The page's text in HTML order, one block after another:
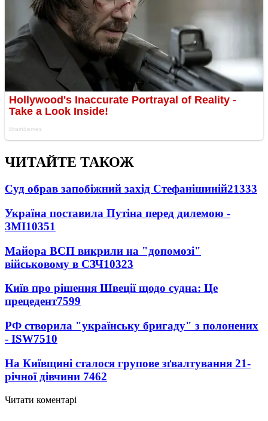
ЧИТАЙТЕ ТАКОЖ
Суд обрав запобіжний захід Стефанішиній21333
Україна поставила Путіна перед дилемою -
ЗМІ10351
Майора ВСП викрили на "допомозі"
військовому в СЗЧ10323
Київ про рішення Швеції щодо судна: Це
прецедент7599
РФ створила "українську бригаду" з полонених
- ISW7510
На Київщині сталося групове зґвалтування 21-
річної дівчини 7462
Читати коментарі